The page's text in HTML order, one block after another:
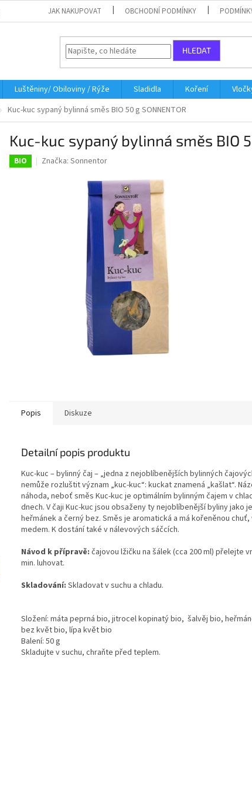
JAK NAKUPOVAT OBCHODNÍ PODMÍNKY
HLEDAT
Luštěniny/ Obiloviny / Rýže Sladidla Koření
Kuc-kuc sypaný bylinná směs BIO 50 g SONNENTOR
Kuc-kuc sypaný bylinná směs BIO
BIO Značka: Sonnentor
Popis Diskuze
Detailní popis produktu
Kuc-kuc – bylinný čaj – „jedna z nejoblíbenějších bylinných
nemůže rozluštit význam „kuc-kuc“: kuckat znamená „kašlat“.
náhoda, neboť směs Kuc-kuc je optimálním bylinným čajem v
dnech. V čaji Kuc-kuc jsou obsaženy ty nejoblíbenější byliny jako
heřmánek a černý bez. Směs je aromatická a má kořeněnou
medem. K dostání také v nálevových sáčcích.
Návod k přípravě: čajovou lžičku na šálek (cca 200 ml) přelejte
min. luhovat.
Skladování: Skladovat v suchu a chladu.
Složení: máta peprná bio, jitrocel kopinatý bio, šalvěj bio,
bez květ bio, lípa květ bio
Balení: 50 g
Skladujte v suchu, chraňte před teplem.